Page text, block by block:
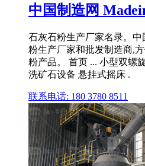
中国制造网
石灰石粉生产厂家名录。
粉生产厂家和批发制造商,
粉产品。 首页 ... 小型双螺
洗矿石设备 悬挂式摇床 .
联系电话: 180 3780 8511